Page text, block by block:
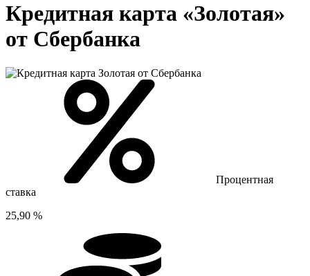
Кредитная карта «Золотая»
от Сбербанка
Процентная
ставка
25,90 %